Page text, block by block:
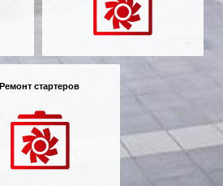
Ремонт стартеров